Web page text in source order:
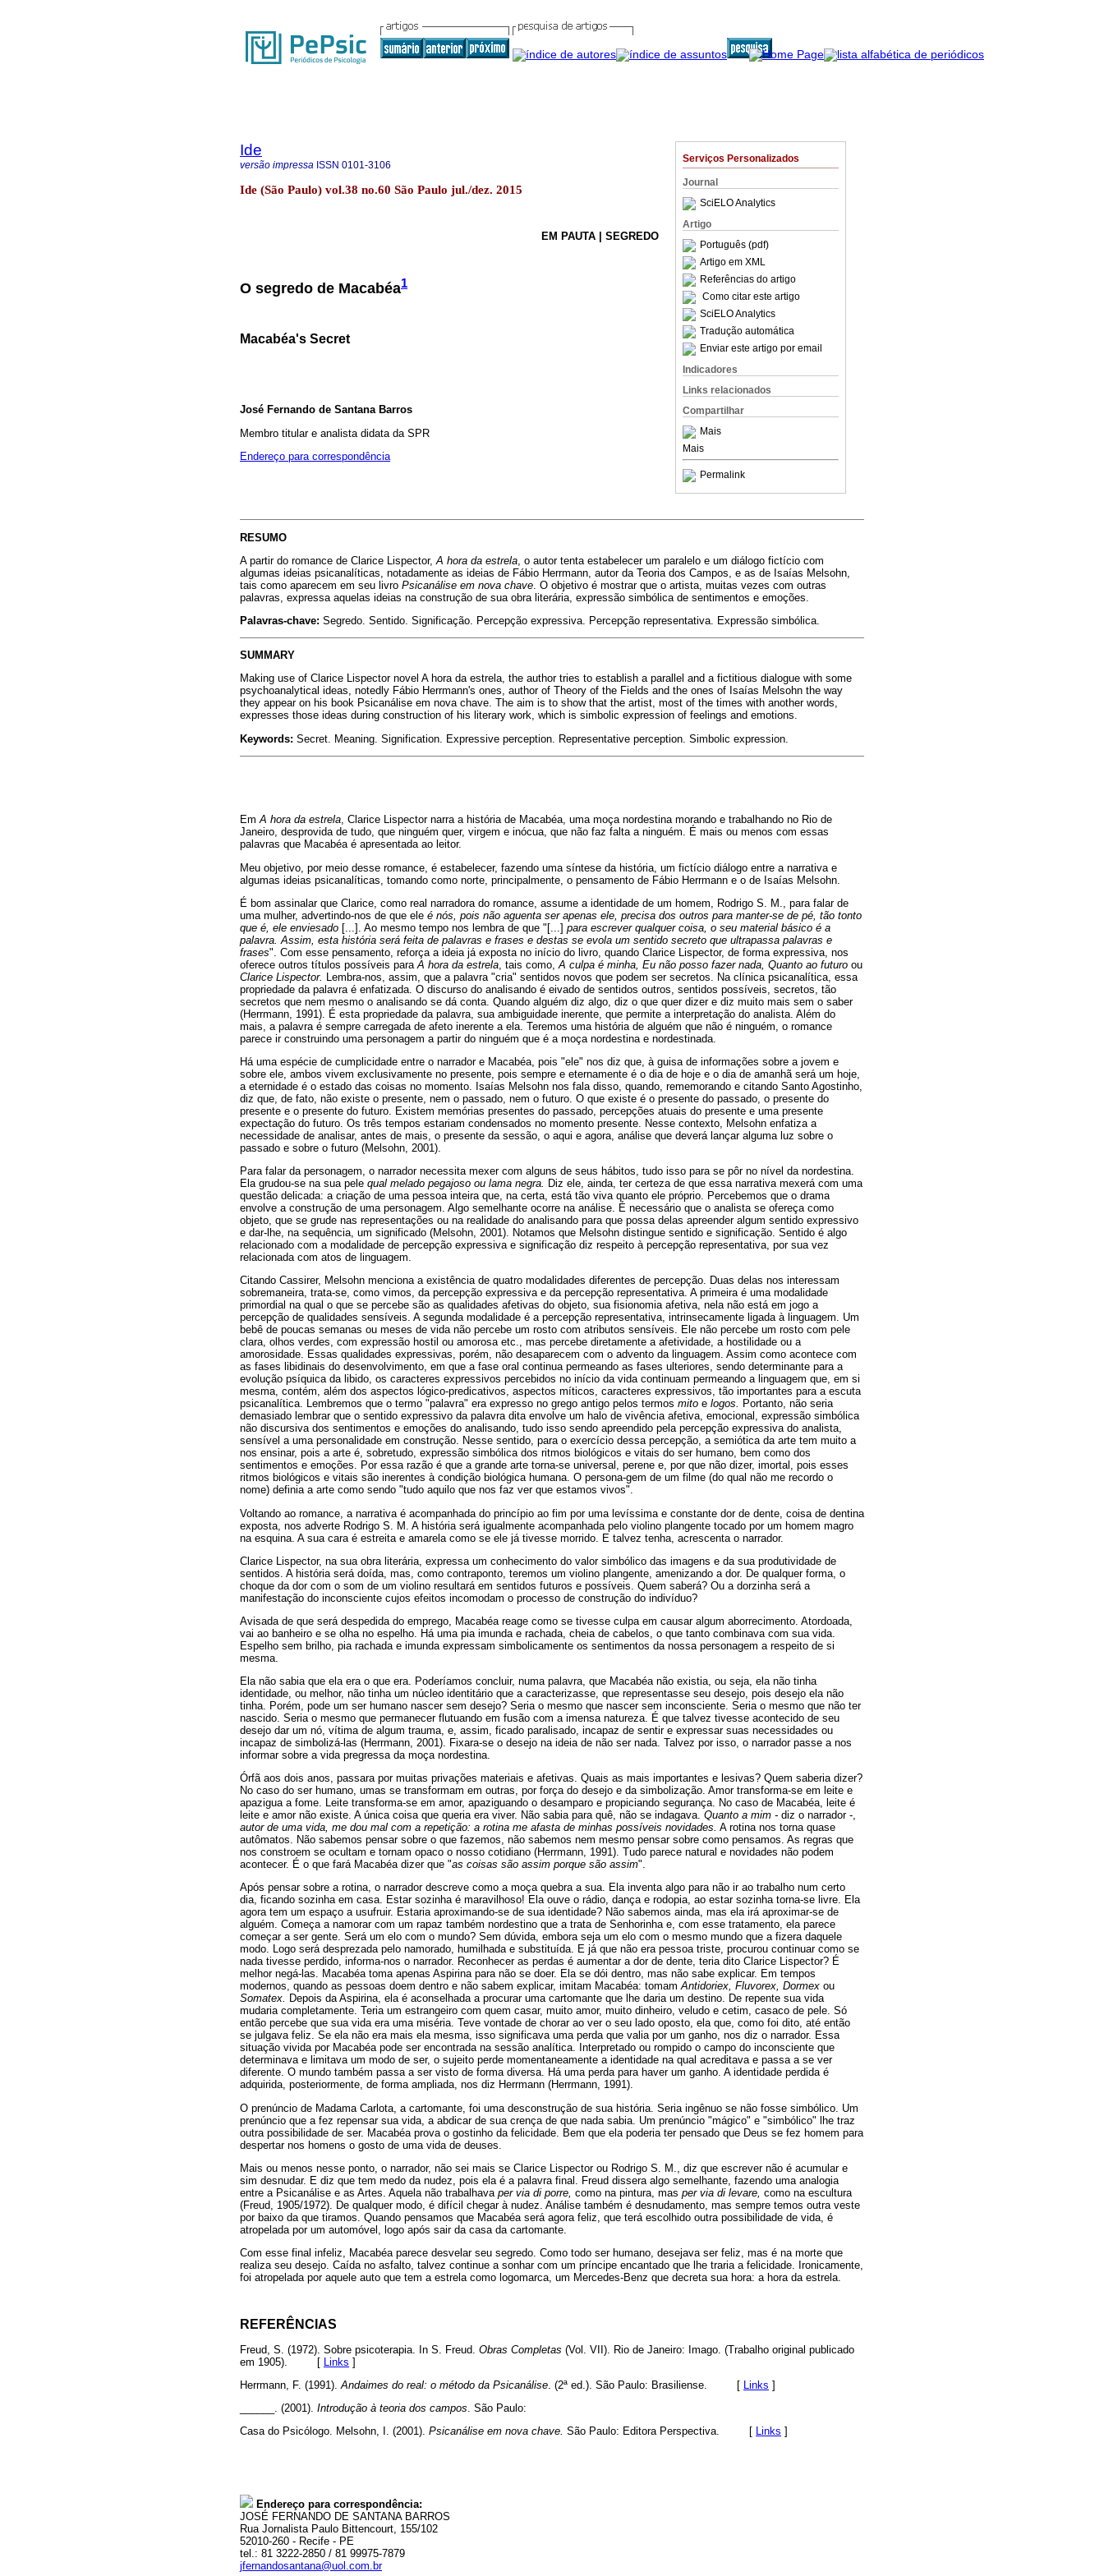
Serviços Personalizados
Journal
SciELO Analytics
Artigo
Português (pdf)
Artigo em XML
Referências do artigo
Como citar este artigo
SciELO Analytics
Tradução automática
Enviar este artigo por email
Indicadores
Links relacionados
Compartilhar
Mais
Mais
Permalink
Ide
versão impressa ISSN 0101-3106
Ide (São Paulo) vol.38 no.60 São Paulo jul./dez. 2015
EM PAUTA | SEGREDO
O segredo de Macabéa1
Macabéa's Secret
José Fernando de Santana Barros
Membro titular e analista didata da SPR
Endereço para correspondência
RESUMO
A partir do romance de Clarice Lispector, A hora da estrela , o autor tenta estabelecer um paralelo e um diálogo fictício com
algumas ideias psicanalíticas, notadamente as ideias de Fábio Herrmann, autor da Teoria dos Campos, e as de Isaías Melsohn,
tais como aparecem em seu livro Psicanálise em nova chave . O objetivo é mostrar que o artista, muitas vezes com outras
palavras, expressa aquelas ideias na construção de sua obra literária, expressão simbólica de sentimentos e emoções.
Palavras-chave: Segredo. Sentido. Significação. Percepção expressiva. Percepção representativa. Expressão simbólica.
SUMMARY
Making use of Clarice Lispector novel A hora da estrela, the author tries to establish a parallel and a fictitious dialogue with some
psychoanalytical ideas, notedly Fábio Herrmann's ones, author of Theory of the Fields and the ones of Isaías Melsohn the way
they appear on his book Psicanálise em nova chave. The aim is to show that the artist, most of the times with another words,
expresses those ideas during construction of his literary work, which is simbolic expression of feelings and emotions.
Keywords: Secret. Meaning. Signification. Expressive perception. Representative perception. Simbolic expression.
EmA hora da estrela, Clarice Lispector narra a história de Macabéa, uma moça nordestina morando e trabalhando no Rio de
Janeiro, desprovida de tudo, que ninguém quer, virgem e inócua, que não faz falta a ninguém. É mais ou menos com essas
palavras que Macabéa é apresentada ao leitor.
Meu objetivo, por meio desse romance, é estabelecer, fazendo uma síntese da história, um fictício diálogo entre a narrativa e
algumas ideias psicanalíticas, tomando como norte, principalmente, o pensamento de Fábio Herrmann e o de Isaías Melsohn.
É bom assinalar que Clarice, como real narradora do romance, assume a identidade de um homem, Rodrigo S. M., para falar de
uma mulher, advertindo-nos de que ele é nós, pois não aguenta ser apenas ele, precisa dos outros para manter-se de pé, tão tonto
que é, ele enviesado [...]. Ao mesmo tempo nos lembra de que "[...] para escrever qualquer coisa, o seu material básico é a
palavra. Assim, esta história será feita de palavras e frases e destas se evola um sentido secreto que ultrapassa palavras e
frases". Com esse pensamento, reforça a ideia já exposta no início do livro, quando Clarice Lispector, de forma expressiva, nos
oferece outros títulos possíveis para A hora da estrela , tais como, A culpa é minha, Eu não posso fazer nada, Quanto ao futuro ou
Clarice Lispector.
Lembra-nos, assim, que a palavra "cria" sentidos novos que podem ser secretos. Na clínica psicanalítica, essa
propriedade da palavra é enfatizada. O discurso do analisando é eivado de sentidos outros, sentidos possíveis, secretos, tão
secretos que nem mesmo o analisando se dá conta. Quando alguém diz algo, diz o que quer dizer e diz muito mais sem o saber
(Herrmann, 1991). É esta propriedade da palavra, sua ambiguidade inerente, que permite a interpretação do analista. Além do
mais, a palavra é sempre carregada de afeto inerente a ela. Teremos uma história de alguém que não é ninguém, o romance
parece ir construindo uma personagem a partir do ninguém que é a moça nordestina e nordestinada.
Há uma espécie de cumplicidade entre o narrador e Macabéa, pois "ele" nos diz que, à guisa de informações sobre a jovem e
sobre ele, ambos vivem exclusivamente no presente, pois sempre e eternamente é o dia de hoje e o dia de amanhã será um hoje,
a eternidade é o estado das coisas no momento. Isaías Melsohn nos fala disso, quando, rememorando e citando Santo Agostinho,
diz que, de fato, não existe o presente, nem o passado, nem o futuro. O que existe é o presente do passado, o presente do
presente e o presente do futuro. Existem memórias presentes do passado, percepções atuais do presente e uma presente
expectação do futuro. Os três tempos estariam condensados no momento presente. Nesse contexto, Melsohn enfatiza a
necessidade de analisar, antes de mais, o presente da sessão, o aqui e agora, análise que deverá lançar alguma luz sobre o
passado e sobre o futuro (Melsohn, 2001).
Para falar da personagem, o narrador necessita mexer com alguns de seus hábitos, tudo isso para se pôr no nível da nordestina.
Ela grudou-se na sua pele qual melado pegajoso ou lama negra. Diz ele, ainda, ter certeza de que essa narrativa mexerá com uma
questão delicada: a criação de uma pessoa inteira que, na certa, está tão viva quanto ele próprio. Percebemos que o drama
envolve a construção de uma personagem. Algo semelhante ocorre na análise. É necessário que o analista se ofereça como
objeto, que se grude nas representações ou na realidade do analisando para que possa delas apreender algum sentido expressivo
e dar-lhe, na sequência, um significado (Melsohn, 2001). Notamos que Melsohn distingue sentido e significação. Sentido é algo
relacionado com a modalidade de percepção expressiva e significação diz respeito à percepção representativa, por sua vez
relacionada com atos de linguagem.
Citando Cassirer, Melsohn menciona a existência de quatro modalidades diferentes de percepção. Duas delas nos interessam
sobremaneira, trata-se, como vimos, da percepção expressiva e da percepção representativa. A primeira é uma modalidade
primordial na qual o que se percebe são as qualidades afetivas do objeto, sua fisionomia afetiva, nela não está em jogo a
percepção de qualidades sensíveis. A segunda modalidade é a percepção representativa, intrinsecamente ligada à linguagem. Um
bebê de poucas semanas ou meses de vida não percebe um rosto com atributos sensíveis. Ele não percebe um rosto com pele
clara, olhos verdes, com expressão hostil ou amorosa etc., mas percebe diretamente a afetividade, a hostilidade ou a
amorosidade. Essas qualidades expressivas, porém, não desaparecem com o advento da linguagem. Assim como acontece com
as fases libidinais do desenvolvimento, em que a fase oral continua permeando as fases ulteriores, sendo determinante para a
evolução psíquica da libido, os caracteres expressivos percebidos no início da vida continuam permeando a linguagem que, em si
mesma, contém, além dos aspectos lógico-predicativos, aspectos míticos, caracteres expressivos, tão importantes para a escuta
psicanalítica. Lembremos que o termo "palavra" era expresso no grego antigo pelos termos mito e logos. Portanto, não seria
demasiado lembrar que o sentido expressivo da palavra dita envolve um halo de vivência afetiva, emocional, expressão simbólica
não discursiva dos sentimentos e emoções do analisando, tudo isso sendo apreendido pela percepção expressiva do analista,
sensível a uma personalidade em construção. Nesse sentido, para o exercício dessa percepção, a semiótica da arte tem muito a
nos ensinar, pois a arte é, sobretudo, expressão simbólica dos ritmos biológicos e vitais do ser humano, bem como dos
sentimentos e emoções. Por essa razão é que a grande arte torna-se universal, perene e, por que não dizer, imortal, pois esses
ritmos biológicos e vitais são inerentes à condição biológica humana. O persona-gem de um filme (do qual não me recordo o
nome) definia a arte como sendo "tudo aquilo que nos faz ver que estamos vivos".
Voltando ao romance, a narrativa é acompanhada do princípio ao fim por uma levíssima e constante dor de dente, coisa de dentina
exposta, nos adverte Rodrigo S. M. A história será igualmente acompanhada pelo violino plangente tocado por um homem magro
na esquina. A sua cara é estreita e amarela como se ele já tivesse morrido. E talvez tenha, acrescenta o narrador.
Clarice Lispector, na sua obra literária, expressa um conhecimento do valor simbólico das imagens e da sua produtividade de
sentidos. A história será doída, mas, como contraponto, teremos um violino plangente, amenizando a dor. De qualquer forma, o
choque da dor com o som de um violino resultará em sentidos futuros e possíveis. Quem saberá? Ou a dorzinha será a
manifestação do inconsciente cujos efeitos incomodam o processo de construção do indivíduo?
Avisada de que será despedida do emprego, Macabéa reage como se tivesse culpa em causar algum aborrecimento. Atordoada,
vai ao banheiro e se olha no espelho. Há uma pia imunda e rachada, cheia de cabelos, o que tanto combinava com sua vida.
Espelho sem brilho, pia rachada e imunda expressam simbolicamente os sentimentos da nossa personagem a respeito de si
mesma.
Ela não sabia que ela era o que era. Poderíamos concluir, numa palavra, que Macabéa não existia, ou seja, ela não tinha
identidade, ou melhor, não tinha um núcleo identitário que a caracterizasse, que representasse seu desejo, pois desejo ela não
tinha. Porém, pode um ser humano nascer sem desejo? Seria o mesmo que nascer sem inconsciente. Seria o mesmo que não ter
nascido. Seria o mesmo que permanecer flutuando em fusão com a imensa natureza. É que talvez tivesse acontecido de seu
desejo dar um nó, vítima de algum trauma, e, assim, ficado paralisado, incapaz de sentir e expressar suas necessidades ou
incapaz de simbolizá-las (Herrmann, 2001). Fixara-se o desejo na ideia de não ser nada. Talvez por isso, o narrador passe a nos
informar sobre a vida pregressa da moça nordestina.
Órfã aos dois anos, passara por muitas privações materiais e afetivas. Quais as mais importantes e lesivas? Quem saberia dizer?
No caso do ser humano, umas se transformam em outras, por força do desejo e da simbolização. Amor transforma-se em leite e
apazigua a fome. Leite transforma-se em amor, apaziguando o desamparo e propiciando segurança. No caso de Macabéa, leite é
leite e amor não existe. A única coisa que queria era viver. Não sabia para quê, não se indagava. Quanto a mim - diz o narrador -,
autor de uma vida, me dou mal com a repetição: a rotina me afasta de minhas possíveis novidades. A rotina nos torna quase
autômatos. Não sabemos pensar sobre o que fazemos, não sabemos nem mesmo pensar sobre como pensamos. As regras que
nos constroem se ocultam e tornam opaco o nosso cotidiano (Herrmann, 1991). Tudo parece natural e novidades não podem
acontecer. É o que fará Macabéa dizer que "as coisas são assim porque são assim".
Após pensar sobre a rotina, o narrador descreve como a moça quebra a sua. Ela inventa algo para não ir ao trabalho num certo
dia, ficando sozinha em casa. Estar sozinha é maravilhoso! Ela ouve o rádio, dança e rodopia, ao estar sozinha torna-se livre. Ela
agora tem um espaço a usufruir. Estaria aproximando-se de sua identidade? Não sabemos ainda, mas ela irá aproximar-se de
alguém. Começa a namorar com um rapaz também nordestino que a trata de Senhorinha e, com esse tratamento, ela parece
começar a ser gente. Será um elo com o mundo? Sem dúvida, embora seja um elo com o mesmo mundo que a fizera daquele
modo. Logo será desprezada pelo namorado, humilhada e substituída. E já que não era pessoa triste, procurou continuar como se
nada tivesse perdido, informa-nos o narrador. Reconhecer as perdas é aumentar a dor de dente, teria dito Clarice Lispector? É
melhor negá-las. Macabéa toma apenas Aspirina para não se doer. Ela se dói dentro, mas não sabe explicar. Em tempos
modernos, quando as pessoas doem dentro e não sabem explicar, imitam Macabéa: tomamAntidoriex, Fluvorex, Dormex ou
Somatex. Depois da Aspirina, ela é aconselhada a procurar uma cartomante que lhe daria um destino. De repente sua vida
mudaria completamente. Teria um estrangeiro com quem casar, muito amor, muito dinheiro, veludo e cetim, casaco de pele. Só
então percebe que sua vida era uma miséria. Teve vontade de chorar ao ver o seu lado oposto, ela que, como foi dito, até então
se julgava feliz. Se ela não era mais ela mesma, isso significava uma perda que valia por um ganho, nos diz o narrador. Essa
situação vivida por Macabéa pode ser encontrada na sessão analítica. Interpretado ou rompido o campo do inconsciente que
determinava e limitava um modo de ser, o sujeito perde momentaneamente a identidade na qual acreditava e passa a se ver
diferente. O mundo também passa a ser visto de forma diversa. Há uma perda para haver um ganho. A identidade perdida é
adquirida, posteriormente, de forma ampliada, nos diz Herrmann (Herrmann, 1991).
O prenúncio de Madama Carlota, a cartomante, foi uma desconstrução de sua história. Seria ingênuo se não fosse simbólico. Um
prenúncio que a fez repensar sua vida, a abdicar de sua crença de que nada sabia. Um prenúncio "mágico" e "simbólico" lhe traz
outra possibilidade de ser. Macabéa prova o gostinho da felicidade. Bem que ela poderia ter pensado que Deus se fez homem para
despertar nos homens o gosto de uma vida de deuses.
Mais ou menos nesse ponto, o narrador, não sei mais se Clarice Lispector ou Rodrigo S. M., diz que escrever não é acumular e
sim desnudar. E diz que tem medo da nudez, pois ela é a palavra final. Freud dissera algo semelhante, fazendo uma analogia
entre a Psicanálise e as Artes. Aquela não trabalhava per via di porre, como na pintura, mas per via di levare, como na escultura
(Freud, 1905/1972). De qualquer modo, é difícil chegar à nudez. Análise também é desnudamento, mas sempre temos outra veste
por baixo da que tiramos. Quando pensamos que Macabéa será agora feliz, que terá escolhido outra possibilidade de vida, é
atropelada por um automóvel, logo após sair da casa da cartomante.
Com esse final infeliz, Macabéa parece desvelar seu segredo. Como todo ser humano, desejava ser feliz, mas é na morte que
realiza seu desejo. Caída no asfalto, talvez continue a sonhar com um príncipe encantado que lhe traria a felicidade. Ironicamente,
foi atropelada por aquele auto que tem a estrela como logomarca, um Mercedes-Benz que decreta sua hora: a hora da estrela.
REFERÊNCIAS
Freud, S. (1972). Sobre psicoterapia. In S. Freud. Obras Completas (Vol. VII). Rio de Janeiro: Imago. (Trabalho original publicado
em 1905). [ Links ]
Herrmann, F. (1991). Andaimes do real: o método da Psicanálise . (2ª ed.). São Paulo: Brasiliense. [ Links ]
______. (2001). Introdução à teoria dos campos . São Paulo:
Casa do Psicólogo. Melsohn, I. (2001). Psicanálise em nova chave. São Paulo: Editora Perspectiva. [ Links ]
Endereço para correspondência:
JOSÉ FERNANDO DE SANTANA BARROS
Rua Jornalista Paulo Bittencourt, 155/102
52010-260 - Recife - PE
tel.: 81 3222-2850 / 81 99975-7879
jfernandosantana@uol.com.br